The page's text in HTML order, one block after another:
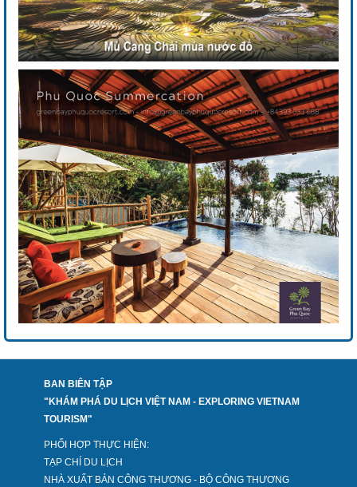
BAN BIÊN TẬP
"KHÁM PHÁ DU LỊCH VIỆT NAM - EXPLORING VIETNAM
TOURISM"
PHỐI HỢP THỰC HIỆN:
TẠP CHÍ DU LỊCH
NHÀ XUẤT BẢN CÔNG THƯƠNG - BỘ CÔNG THƯƠNG